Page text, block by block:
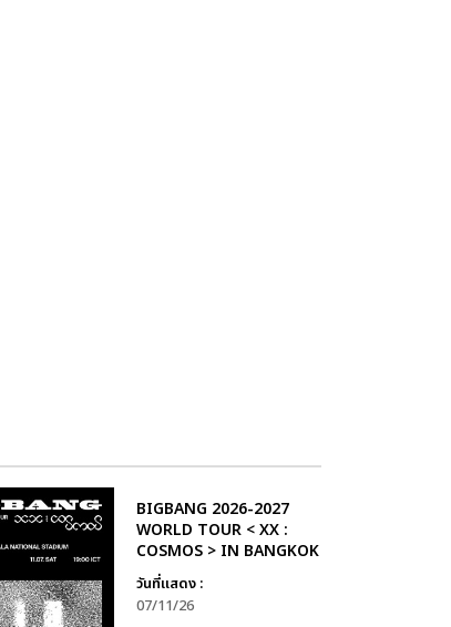
BIGBANG 2026-2027
WORLD TOUR < XX :
COSMOS > IN BANGKOK
วันที่แสดง :
07/11/26